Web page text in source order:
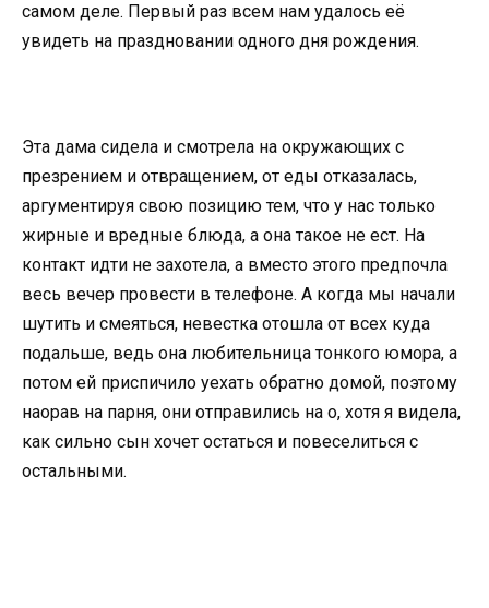
самом деле. Первый раз всем нам удалось её
увидеть на праздновании одного дня рождения.
Эта дама сидела и смотрела на окружающих с
презрением и отвращением, от еды отказалась,
аргументируя свою позицию тем, что у нас только
жирные и вредные блюда, а она такое не ест. На
контакт идти не захотела, а вместо этого предпочла
весь вечер провести в телефоне. А когда мы начали
шутить и смеяться, невестка отошла от всех куда
подальше, ведь она любительница тонкого юмора, а
потом ей приспичило уехать обратно домой, поэтому
наорав на парня, они отправились на о, хотя я видела,
как сильно сын хочет остаться и повеселиться с
остальными.